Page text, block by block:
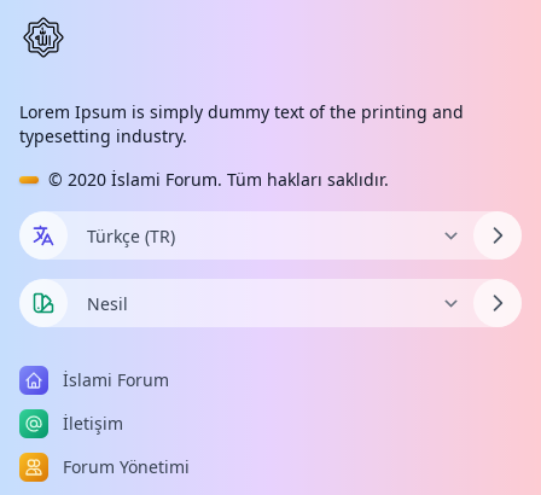
Lorem Ipsum is simply dummy text of the printing and
typesetting industry.
© 2020 İslami Forum. Tüm hakları saklıdır.
İslami Forum
İletişim
Forum Yönetimi